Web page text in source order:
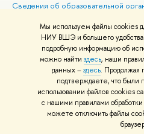
Мы используем файлы cookies
НИУ ВШЭ и большего удобства
подробную информацию об
можно найти здесь, наши
данных –здесь. Продолжая
подтверждаете, что были
использовании файлов cookies
с нашими правилами
можете отключить файлы
Сведения об образовательной
Людям с ограниченными
Единая платежная страница
Работа в Вышке
© НИУ ВШЭ 1993–2026 Адреса и
материалов Политика
Шрифты HSE Sans и HSE Slab